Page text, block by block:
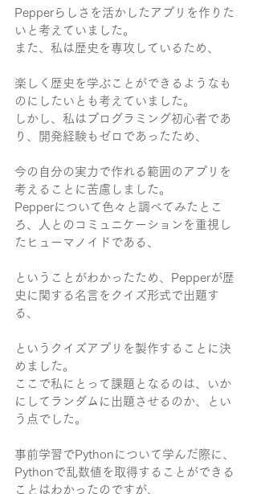
Pepperらしさを活かしたアプリを作りた
いと考えていました。
また、私は歴史を専攻しているため、
楽しく歴史を学ぶことができるようなも
のにしたいとも考えていました。
しかし、私はプログラミング初心者であ
り、開発経験もゼロであったため、
今の自分の実力で作れる範囲のアプリを
考えることに苦慮しました。
Pepperについて色々と調べてみたとこ
ろ、人とのコミュニケーションを重視し
たヒューマノイドである、
ということがわかったため、Pepperが歴
史に関する名言をクイズ形式で出題す
る、
というクイズアプリを製作することに決
めました。
ここで私にとって課題となるのは、いか
にしてランダムに出題させるのか、とい
う点でした。
事前学習でPythonについて学んだ際に、
Pythonで乱数値を取得することができる
ことはわかったのですが、